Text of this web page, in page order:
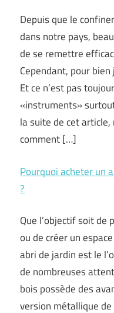
Depuis que le
dans notre pays,
de se remettre
Cependant, pour
Et ce n’est pas
«instruments»
la suite de cet
comment […]
Pourquoi acheter un
?
Que l’objectif soit
ou de créer un
abri de jardin est le
de nombreuses
bois possède des
version métallique